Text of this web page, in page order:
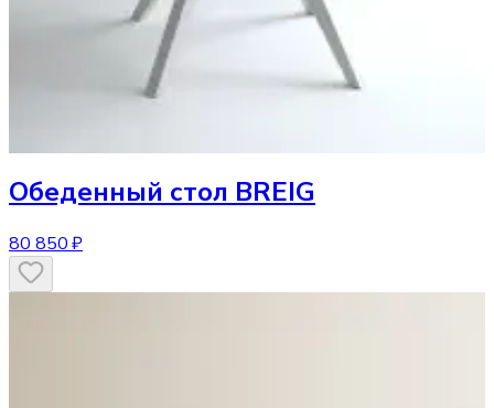
Обеденный стол BREIG
80 850 ₽